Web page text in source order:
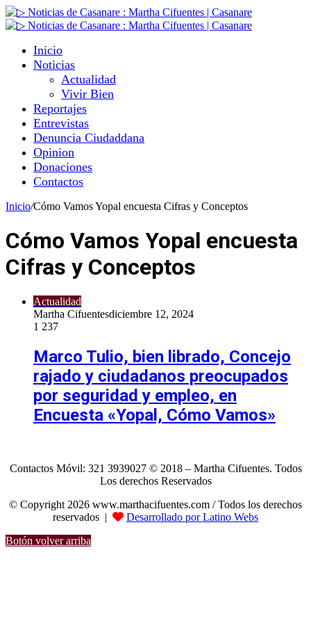
Inicio
Noticias
Actualidad
Vivir Bien
Reportajes
Entrevistas
Denuncia Ciudaddana
Opinion
Donaciones
Contactos
Inicio/Cómo Vamos Yopal encuesta Cifras y Conceptos
Cómo Vamos Yopal encuesta
Cifras y Conceptos
Actualidad
Martha Cifuentesdiciembre 12, 2024
1 237
Marco Tulio, bien librado, Concejo
rajado y ciudadanos preocupados
por seguridad y empleo, en
Encuesta «Yopal, Cómo Vamos»
Contactos Móvil: 321 3939027 © 2018 – Martha Cifuentes. Todos
Los derechos Reservados
© Copyright 2026 www.marthacifuentes.com / Todos los derechos
reservados |
Desarrollado por Latino Webs
Botón volver arriba